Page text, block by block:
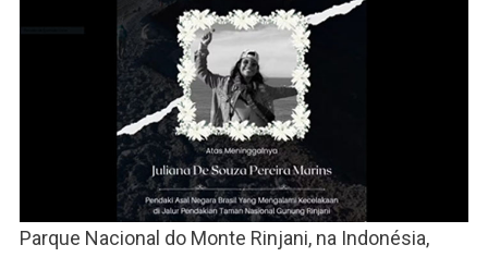
Parque Nacional do Monte Rinjani, na Indonésia,